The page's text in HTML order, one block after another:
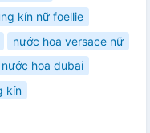
kín nữ foellie
nước hoa versace nữ
hoa dubai
kín